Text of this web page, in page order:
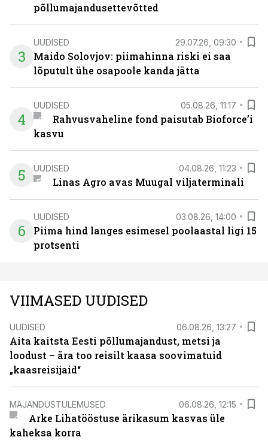
põllumajandusettevõtted
3
UUDISED 29.07.26, 09:30
Maido Solovjov: piimahinna riski ei saa
lõputult ühe osapoole kanda jätta
4
UUDISED 05.08.26, 11:17
Rahvusvaheline fond paisutab Bioforce’i
kasvu
5 UUDISED 04.08.26, 11:23
Linas Agro avas Muugal viljaterminali
6
UUDISED 03.08.26, 14:00
Piima hind langes esimesel poolaastal ligi 15
protsenti
VIIMASED UUDISED
UUDISED 06.08.26, 13:27
Aita kaitsta Eesti põllumajandust, metsi ja
loodust – ära too reisilt kaasa soovimatuid
„kaasreisijaid“
MAJANDUSTULEMUSED 06.08.26, 12:15
Arke Lihatööstuse ärikasum kasvas üle
kaheksa korra